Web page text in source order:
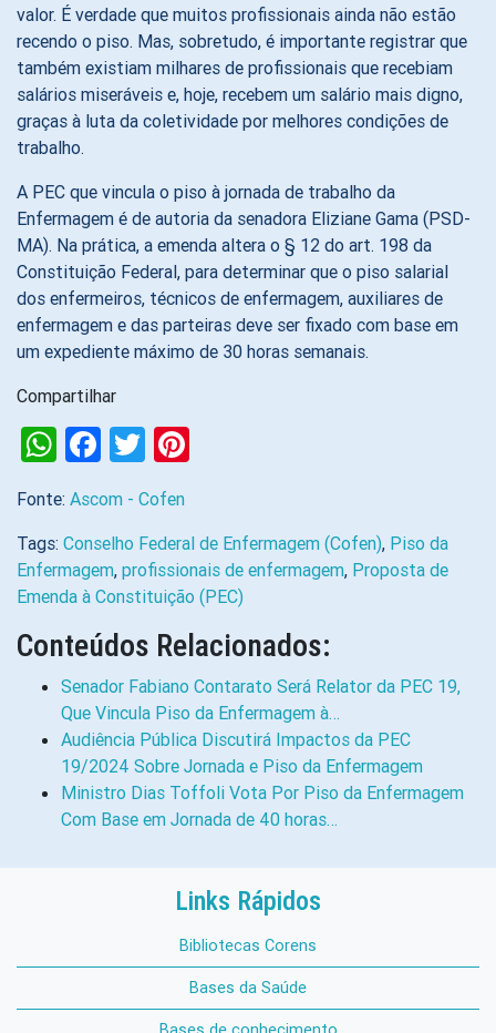
valor. É verdade que muitos profissionais ainda não estão
recendo o piso. Mas, sobretudo, é importante registrar que
também existiam milhares de profissionais que recebiam
salários miseráveis e, hoje, recebem um salário mais digno,
graças à luta da coletividade por melhores condições de
trabalho.
A PEC que vincula o piso à jornada de trabalho da
Enfermagem é de autoria da senadora Eliziane Gama (PSD-
MA). Na prática, a emenda altera o § 12 do art. 198 da
Constituição Federal, para determinar que o piso salarial
dos enfermeiros, técnicos de enfermagem, auxiliares de
enfermagem e das parteiras deve ser fixado com base em
um expediente máximo de 30 horas semanais.
Compartilhar
WhatsApp
Facebook
Twitter
Fonte: Ascom - Cofen
Tags: Conselho Federal de Enfermagem (Cofen), Piso da
Enfermagem, profissionais de enfermagem, Proposta de
Emenda à Constituição (PEC)
Conteúdos Relacionados:
Senador Fabiano Contarato Será Relator da PEC 19,
Que Vincula Piso da Enfermagem à…
Audiência Pública Discutirá Impactos da PEC
19/2024 Sobre Jornada e Piso da Enfermagem
Ministro Dias Toffoli Vota Por Piso da Enfermagem
Com Base em Jornada de 40 horas…
Links Rápidos
Bibliotecas Corens
Bases da Saúde